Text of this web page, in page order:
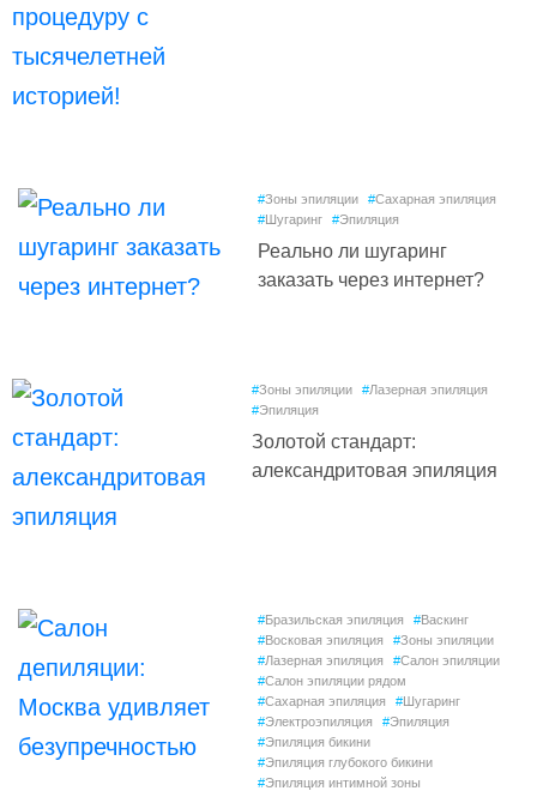
#Зоны эпиляции #Сахарная эпиляция
#Шугаринг #Эпиляция
Реально ли шугаринг
заказать через интернет?
#Зоны эпиляции #Лазерная эпиляция
#Эпиляция
Золотой стандарт:
александритовая эпиляция
#Бразильская эпиляция #Васкинг
#Восковая эпиляция #Зоны эпиляции
#Лазерная эпиляция #Салон эпиляции
#Салон эпиляции рядом
#Сахарная эпиляция #Шугаринг
#Электроэпиляция #Эпиляция
#Эпиляция бикини
#Эпиляция глубокого бикини
#Эпиляция интимной зоны